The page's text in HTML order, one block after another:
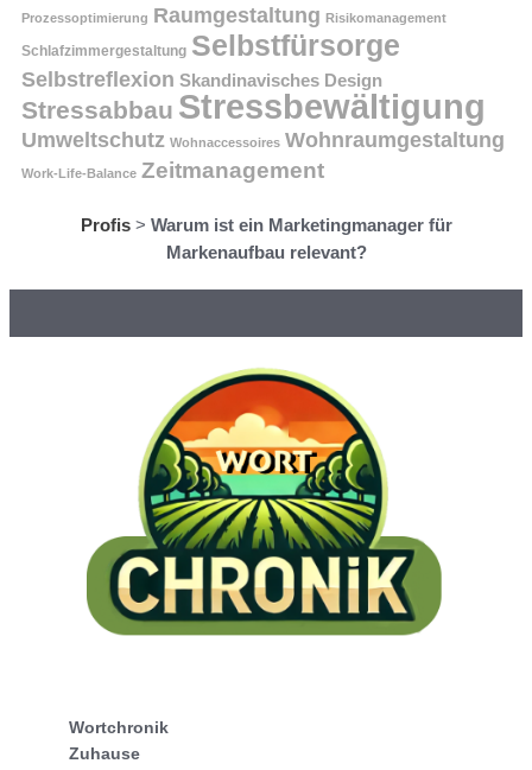
Prozessoptimierung Raumgestaltung Risikomanagement
Schlafzimmergestaltung Selbstfürsorge
Selbstreflexion Skandinavisches Design
Stressabbau Stressbewältigung
Umweltschutz Wohnaccessoires Wohnraumgestaltung
Work-Life-Balance Zeitmanagement
Profis> Warum ist ein Marketingmanager für
Markenaufbau relevant?
Wortchronik
Zuhause